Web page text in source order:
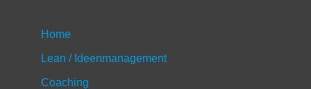
Home
Lean / Ideenmanagement
Coaching